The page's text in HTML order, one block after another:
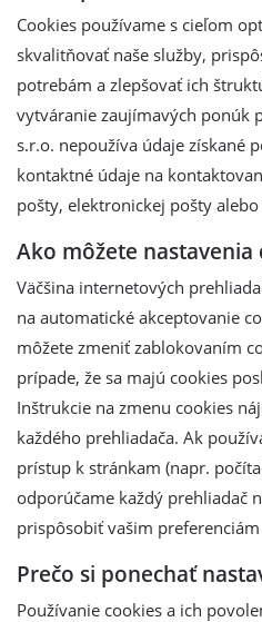
Cookies používame s cieľom
skvalitňovať naše služby,
potrebám a zlepšovať ich
vytváranie zaujímavých ponúk
s.r.o. nepoužíva údaje získané
kontaktné údaje na
pošty, elektronickej pošty
Ako môžete nastavenia
Väčšina internetových
na automatické akceptovanie
môžete zmeniť zablokovaním
prípade, že sa majú cookies
Inštrukcie na zmenu cookies
každého prehliadača. Ak
prístup k stránkam (napr.
odporúčame každý prehliadač
prispôsobiť vašim
Prečo si ponechať
Používanie cookies a ich